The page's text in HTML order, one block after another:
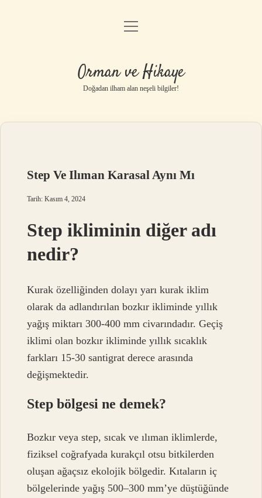
Anasayfa
Yasal Uyarı
menüyü
Orman ve Hikaye
Doğadan ilham alan neşeli bilgiler!
Step Ve Ilıman Karasal Aynı Mı
Tarih: Kasım 4, 2024
Step ikliminin diğer adı
nedir?
Kurak özelliğinden dolayı yarı kurak iklim
olarak da adlandırılan bozkır ikliminde yıllık
yağış miktarı 300-400 mm civarındadır. Geçiş
iklimi olan bozkır ikliminde yıllık sıcaklık
farkları 15-30 santigrat derece arasında
değişmektedir.
Step bölgesi ne demek?
Bozkır veya step, sıcak ve ılıman iklimlerde,
fiziksel coğrafyada kurakçıl otsu bitkilerden
oluşan ağaçsız ekolojik bölgedir. Kıtaların iç
bölgelerinde yağış 500–300 mm’ye düştüğünde